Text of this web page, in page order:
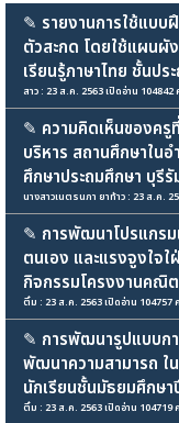
✎ รายงานการใช้แบบ
ตัวสะกด โดยใช้แผนผั
เรียนรู้ภาษาไทย ชั้นปร
สาว : 23 ส.ค. 2563 เปิดอ่าน 104842
✎ ความคิดเห็นของครู
บริหาร สถานศึกษาใน
ศึกษาประถมศึกษา บุรีรั
นางสาวเนตรนภา ยาท้าว : 23 ส.ค.
✎ การพัฒนาโปรแกรม
ตนเอง และแรงจูงใจ
กิจกรรมโครงงานคณิ
ติ๋ม : 23 ส.ค. 2563 เปิดอ่าน 104757
✎ การพัฒนารูปแบบก
พัฒนาความสามารถ
นักเรียนชั้นมัธยมศึกษ
ติ๋ม : 23 ส.ค. 2563 เปิดอ่าน 104719